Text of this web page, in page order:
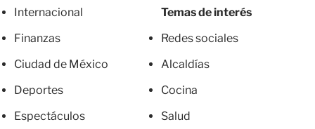
Internacional
Finanzas
Ciudad de México
Deportes
Espectáculos
Temas de interés
Redes sociales
Alcaldías
Cocina
Salud